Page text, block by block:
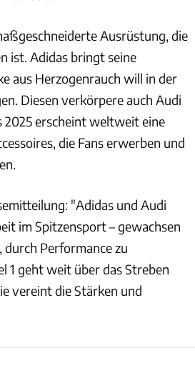
Ausrüstung, die
ist. Adidas bringt seine
aus Herzogenrauch will in der
Diesen verkörpere auch Audi
2025 erscheint weltweit eine
die Fans erwerben und
"Adidas und Audi
im Spitzensport – gewachsen
Performance zu
1 geht weit über das Streben
vereint die Stärken und